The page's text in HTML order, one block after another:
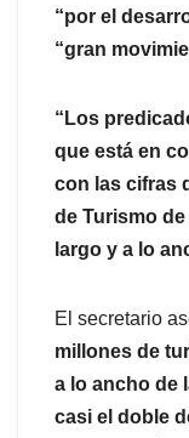
“por el
“gran
“Los
que está en
con las cifras
de Turismo
largo y a lo
El secretario
millones de
a lo ancho de
casi el doble